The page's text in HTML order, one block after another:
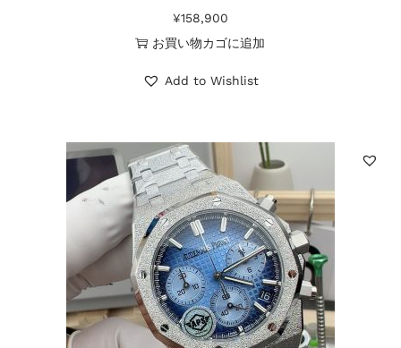
¥158,900
お買い物カゴに追加
Add to Wishlist